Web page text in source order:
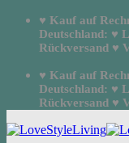
Zum
springen
♥ Kauf auf
Deutschland: ♥
Rückversand ♥
♥ Kauf auf
Deutschland: ♥
Rückversand ♥